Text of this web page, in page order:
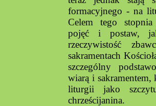
formacyjnego - na
Celem tego stopnia
pojęć i postaw,
rzeczywistość
sakramentach
szczególny
wiarą i sakramentem,
liturgii jako
chrześcijanina.